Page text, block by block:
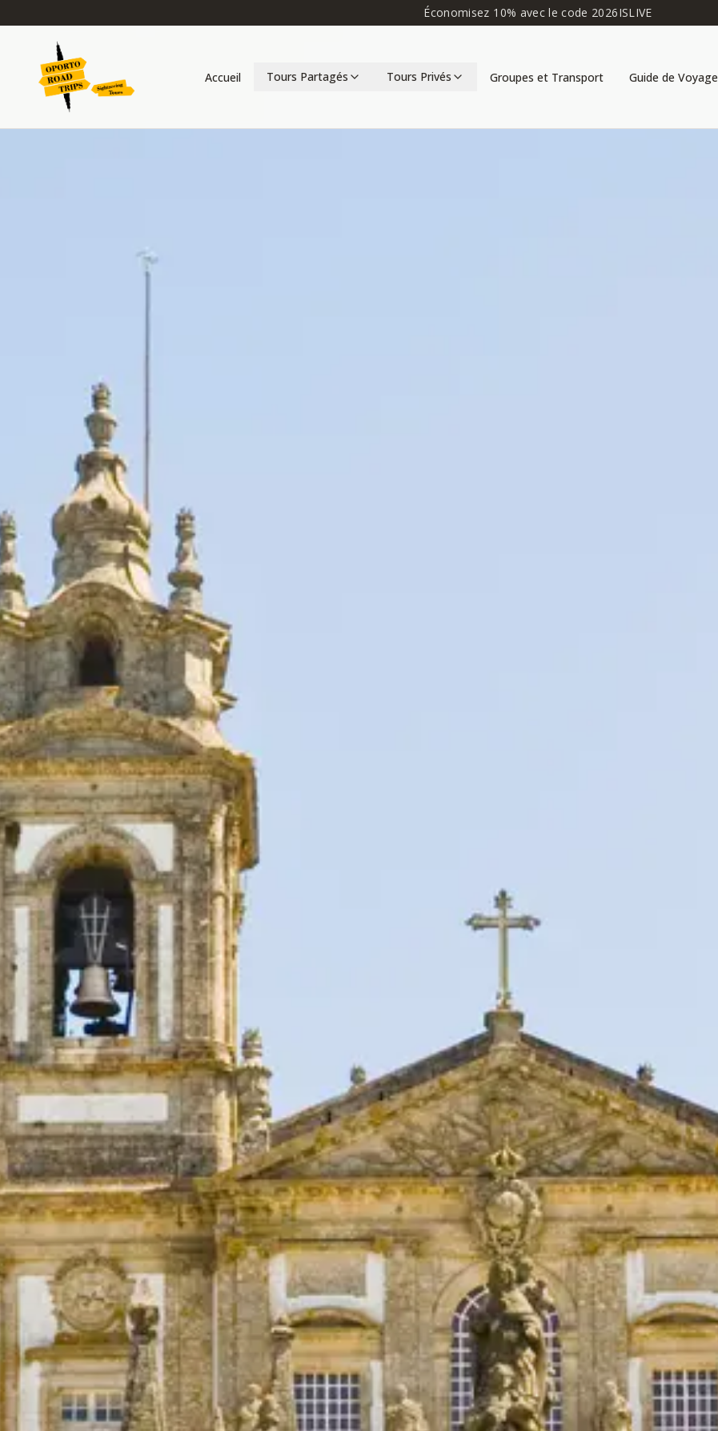
Économisez 10% avec le code 2026ISLIVE
Accueil Tours Partagés Tours Privés Groupes et Transport Guide de Voyage